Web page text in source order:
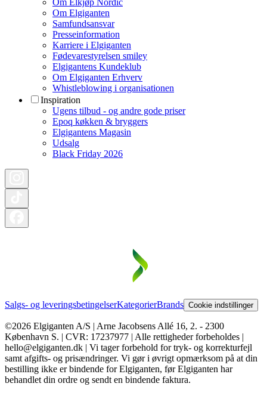
Om Elgiganten
Samfundsansvar
Presseinformation
Karriere i Elgiganten
Fødevarestyrelsen smiley
Elgigantens Kundeklub
Om Elgiganten Erhverv
Whistleblowing i organisationen
Inspiration
Ugens tilbud - og andre gode priser
Epoq køkken & bryggers
Elgigantens Magasin
Udsalg
Black Friday 2026
Salgs- og leveringsbetingelserKategorierBrands Cookie indstillinger
©2026 Elgiganten A/S | Arne Jacobsens Allé 16, 2. - 2300
København S. | CVR: 17237977 | Alle rettigheder forbeholdes |
hello@elgiganten.dk | Vi tager forbehold for tryk- og korrekturfejl
samt afgifts- og prisændringer. Vi gør i øvrigt opmærksom på at din
bestilling ikke er bindende for Elgiganten, før Elgiganten har
behandlet din ordre og sendt en bindende faktura.